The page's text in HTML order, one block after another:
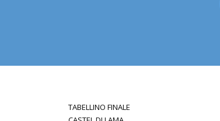
TABELLINO FINALE